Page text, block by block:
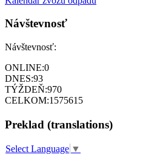
Návštevnosť
Návštevnosť:
ONLINE:0
DNES:93
TÝŽDEŇ:970
CELKOM:1575615
Preklad (translations)
Select Language ▼